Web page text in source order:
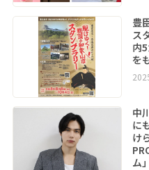
豊
ス
内
を
中
に
け
ム